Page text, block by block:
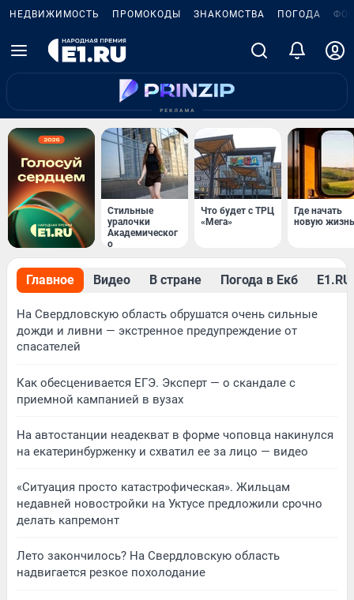
НЕДВИЖИМОСТЬ ПРОМОКОДЫ ЗНАКОМСТВА ПОГОДА
Стильные
уралочки
Академическог
о
Что будет с ТРЦ
«Мега»
Где начать
новую
Главное Видео В стране Погода в Екб
На Свердловскую область обрушатся очень сильные
дожди и ливни — экстренное предупреждение от
спасателей
Как обесценивается ЕГЭ. Эксперт — о скандале с
приемной кампанией в вузах
На автостанции неадекват в форме чоповца накинулся
на екатеринбурженку и схватил ее за лицо — видео
«Ситуация просто катастрофическая». Жильцам
недавней новостройки на Уктусе предложили срочно
делать капремонт
Лето закончилось? На Свердловскую область
надвигается резкое похолодание